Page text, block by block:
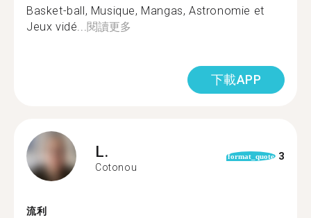
Basket-ball, Musique, Mangas, Astronomie et
Jeux vidé...閱讀更多
下載APP
L.
Cotonou
format_quote 3
流利